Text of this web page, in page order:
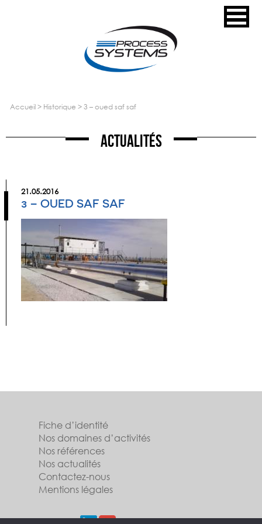
accueil> historique > 3 – oued saf saf
Actualités
21.05.2016
3 – OUED SAF SAF
Fiche d’identité
Nos domaines d’activités
Nos références
Nos actualités
Contactez-nous
Mentions légales